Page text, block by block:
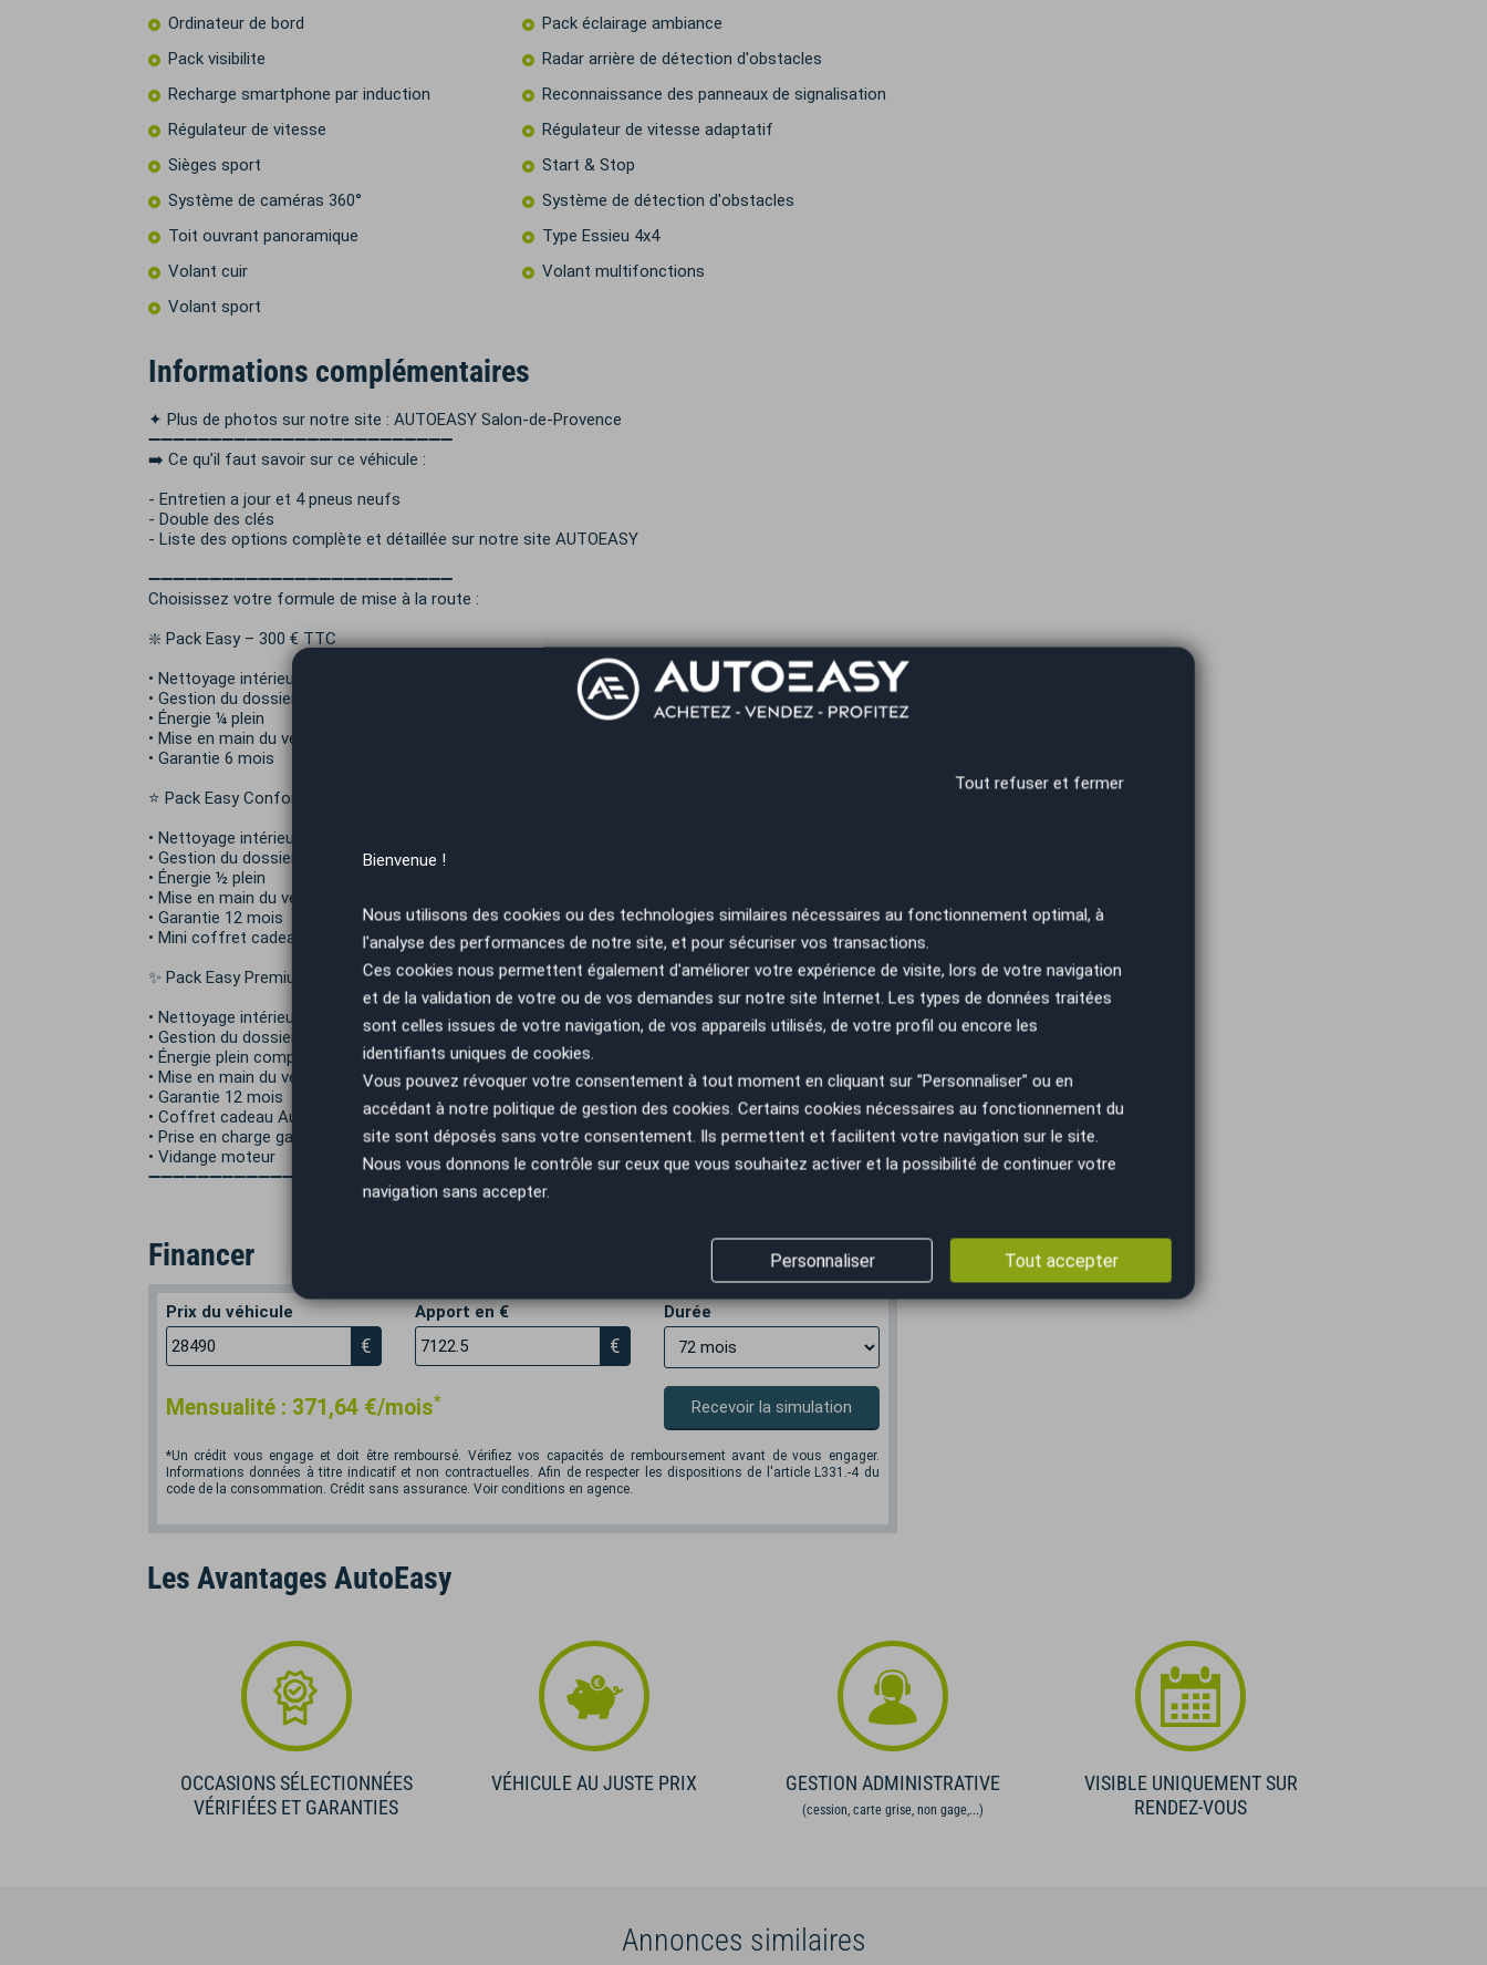
Ordinateur de bord
Pack éclairage ambiance
Pack visibilite
Radar arrière de détection d'obstacles
Recharge smartphone par induction
Reconnaissance des panneaux de signalisation
Régulateur de vitesse
Régulateur de vitesse adaptatif
Sièges sport
Start & Stop
Système de caméras 360°
Système de détection d'obstacles
Toit ouvrant panoramique
Type Essieu 4x4
Volant cuir
Volant multifonctions
Volant sport
Informations complémentaires
✦ Plus de photos sur notre site : AUTOEASY Salon-de-Provence
➖➖➖➖➖➖➖➖➖➖➖➖➖➖➖➖➖➖➖➖➖➖➖➖➖
➡️ Ce qu’il faut savoir sur ce véhicule :
- Entretien a jour et 4 pneus neufs
- Double des clés
- Liste des options complète et détaillée sur notre site AUTOEASY
➖➖➖➖➖➖➖➖➖➖➖➖➖➖➖➖➖➖➖➖➖➖➖➖➖
Choisissez votre formule de mise à la route :
❇️ Pack Easy – 300 € TTC
• Nettoyage intérieur / extérieur essentiel
• Gestion du dossier administratif
• Énergie ¼ plein
• Mise en main du véhicule
• Garantie 6 mois
⭐ Pack Easy Confort – 500 € TTC
• Nettoyage intérieur / extérieur premium
• Gestion du dossier administratif
• Énergie ½ plein
• Mise en main du véhicule
• Garantie 12 mois
• Mini coffret cadeau
✨ Pack Easy Premium – 1000 € TTC
• Nettoyage intérieur / extérieur prestige
• Gestion du dossier administratif
• Énergie plein complet
• Mise en main du véhicule
• Garantie 12 mois
• Coffret cadeau AutoEasy
• Prise en charge gare / aéroport ou livraison à domicile jusqu’à 100 km
• Vidange moteur
➖➖➖➖➖➖➖➖➖➖➖➖➖➖➖➖➖➖➖➖➖➖➖➖➖➖
Financer
Prix du véhicule
€
Apport en €
€
Durée
Mensualité : 371,64 €/mois* Recevoir la simulation
*Un crédit vous engage et doit être remboursé. Vérifiez vos capacités de remboursement avant de vous engager.
Informations données à titre indicatif et non contractuelles. Afin de respecter les dispositions de l'article L331.-4 du
code de la consommation. Crédit sans assurance. Voir conditions en agence.
Les Avantages AutoEasy
OCCASIONS SÉLECTIONNÉES
VÉRIFIÉES ET GARANTIES
VÉHICULE AU JUSTE PRIX GESTION ADMINISTRATIVE
(cession, carte grise, non gage,...)
VISIBLE UNIQUEMENT SUR
RENDEZ-VOUS
Annonces similaires
Tout refuser et fermer
Bienvenue !
Nous utilisons des cookies ou des technologies similaires nécessaires au fonctionnement optimal, à
l'analyse des performances de notre site, et pour sécuriser vos transactions.
Ces cookies nous permettent également d'améliorer votre expérience de visite, lors de votre navigation
et de la validation de votre ou de vos demandes sur notre site Internet. Les types de données traitées
sont celles issues de votre navigation, de vos appareils utilisés, de votre profil ou encore les
identifiants uniques de cookies.
Vous pouvez révoquer votre consentement à tout moment en cliquant sur "Personnaliser" ou en
accédant à notre politique de gestion des cookies. Certains cookies nécessaires au fonctionnement du
site sont déposés sans votre consentement. Ils permettent et facilitent votre navigation sur le site.
Nous vous donnons le contrôle sur ceux que vous souhaitez activer et la possibilité de continuer votre
navigation sans accepter.
Tout accepter
Personnaliser